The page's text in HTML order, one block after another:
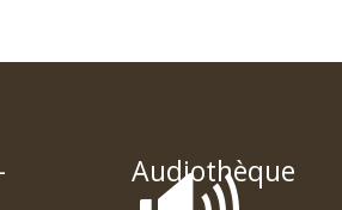
Audiothèque